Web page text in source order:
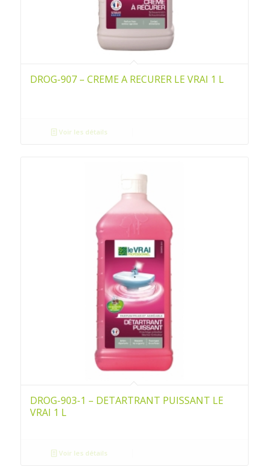
DROG-907 – CREME A RECURER LE VRAI 1 L
Voir les détails
DROG-903-1 – DETARTRANT PUISSANT LE
VRAI 1 L
Voir les détails